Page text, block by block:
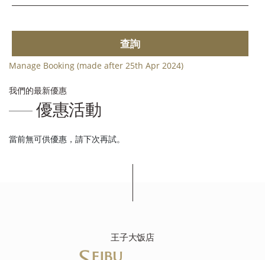
查詢
Manage Booking (made after 25th Apr 2024)
我們的最新優惠
優惠活動
當前無可供優惠，請下次再試。
王子大饭店